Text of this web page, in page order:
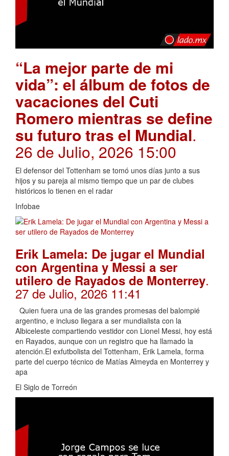
“La mejor parte de mi
vida”: el álbum de fotos de
vacaciones del Cuti
Romero mientras se define
su futuro tras el Mundial.
26 de Julio, 2026 15:00
El defensor del Tottenham se tomó unos días junto a sus
hijos y su pareja al mismo tiempo que un par de clubes
históricos lo tienen en el radar
Infobae
Erik Lamela: De jugar el Mundial
con Argentina y Messi a ser
utilero de Rayados de Monterrey.
27 de Julio, 2026 11:41
Quien fuera una de las grandes promesas del balompié
argentino, e incluso llegara a ser mundialista con la
Albiceleste compartiendo vestidor con Lionel Messi, hoy está
en Rayados, aunque con un registro que ha llamado la
atención.El exfutbolista del Tottenham, Erik Lamela, forma
parte del cuerpo técnico de Matías Almeyda en Monterrey y
apa
El Siglo de Torreón